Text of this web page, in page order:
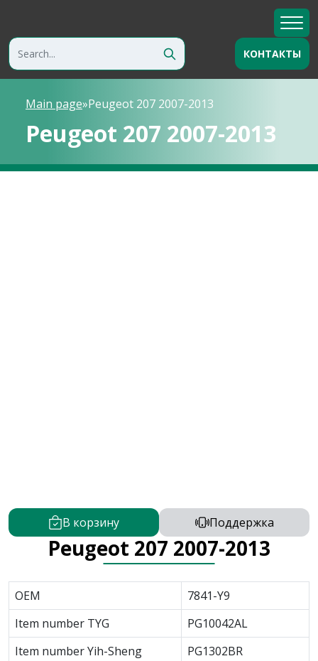
КОНТАКТЫ
Main page»Peugeot 207 2007-2013
Peugeot 207 2007-2013
В корзину Поддержка
Peugeot 207 2007-2013
OEM
7841-Y9
Item number TYG
PG10042AL
Item number Yih-Sheng
PG1302BR